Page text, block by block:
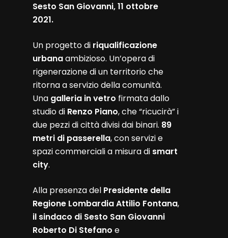
Sesto San Giovanni, 11 ottobre
2021.
Un progetto di riqualificazione
urbanaambizioso. Un’opera di
rigenerazione di un territorio che
ritorna a servizio della comunità.
Una galleria in vetro firmata dallo
studio di Renzo Piano, che “ricucirà” i
due pezzi di città divisi dai binari. 89
metri di passerella, con servizi e
spazi commerciali a misura di smart
city.
Alla presenza del Presidente della
Regione Lombardia Attilio Fontana,
il sindaco di Sesto San Giovanni
Roberto Di Stefano e